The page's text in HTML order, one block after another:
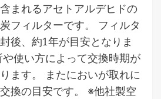
まれるアセトアルデヒドの
フィルターです。 フィルタ
後、約1年が目安となりま
使い方によって交換時期が
ます。 またにおいが取れに
換の目安です。 ※他社製空